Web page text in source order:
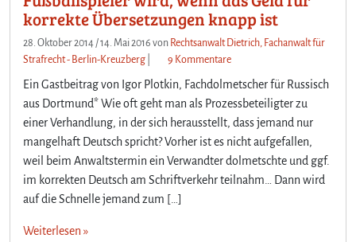
korrekte Übersetzungen knapp ist
28. Oktober 2014 /14. Mai 2016 von Rechtsanwalt Dietrich, Fachanwalt für
Strafrecht - Berlin-Kreuzberg
9 Kommentarez
o
n
e
y
M
Ein Gastbeitrag von Igor Plotkin, Fachdolmetscher für Russisch
aus Dortmund* Wie oft geht man als Prozessbeteiligter zu
einer Verhandlung, in der sich herausstellt, dass jemand nur
mangelhaft Deutsch spricht? Vorher ist es nicht aufgefallen,
weil beim Anwaltstermin ein Verwandter dolmetschte und ggf.
im korrekten Deutsch am Schriftverkehr teilnahm… Dann wird
auf die Schnelle jemand zum […]
Weiterlesen »